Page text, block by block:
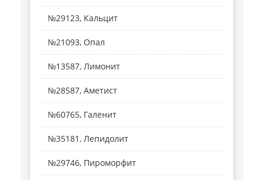
№29123, Кальцит
№21093, Опал
№13587, Лимонит
№28587, Аметист
№60765, Галенит
№35181, Лепидолит
№29746, Пироморфит